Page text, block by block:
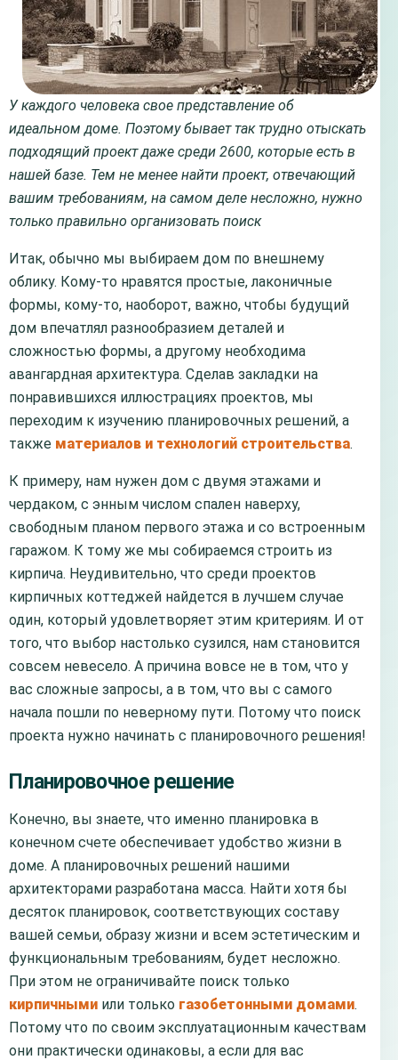
У каждого человека свое представление об
идеальном доме. Поэтому бывает так трудно отыскать
подходящий проект даже среди 2600, которые есть в
нашей базе. Тем не менее найти проект, отвечающий
вашим требованиям, на самом деле несложно, нужно
только правильно организовать поиск
Итак, обычно мы выбираем дом по внешнему
облику. Кому-то нравятся простые, лаконичные
формы, кому-то, наоборот, важно, чтобы будущий
дом впечатлял разнообразием деталей и
сложностью формы, а другому необходима
авангардная архитектура. Сделав закладки на
понравившихся иллюстрациях проектов, мы
переходим к изучению планировочных решений, а
также материалов и технологий строительства.
К примеру, нам нужен дом с двумя этажами и
чердаком, с энным числом спален наверху,
свободным планом первого этажа и со встроенным
гаражом. К тому же мы собираемся строить из
кирпича. Неудивительно, что среди проектов
кирпичных коттеджей найдется в лучшем случае
один, который удовлетворяет этим критериям. И от
того, что выбор настолько сузился, нам становится
совсем невесело. А причина вовсе не в том, что у
вас сложные запросы, а в том, что вы с самого
начала пошли по неверному пути. Потому что поиск
проекта нужно начинать с планировочного решения!
Планировочное решение
Конечно, вы знаете, что именно планировка в
конечном счете обеспечивает удобство жизни в
доме. А планировочных решений нашими
архитекторами разработана масса. Найти хотя бы
десяток планировок, соответствующих составу
вашей семьи, образу жизни и всем эстетическим и
функциональным требованиям, будет несложно.
При этом не ограничивайте поиск только
кирпичными или только газобетонными домами.
Потому что по своим эксплуатационным качествам
они практически одинаковы, а если для вас